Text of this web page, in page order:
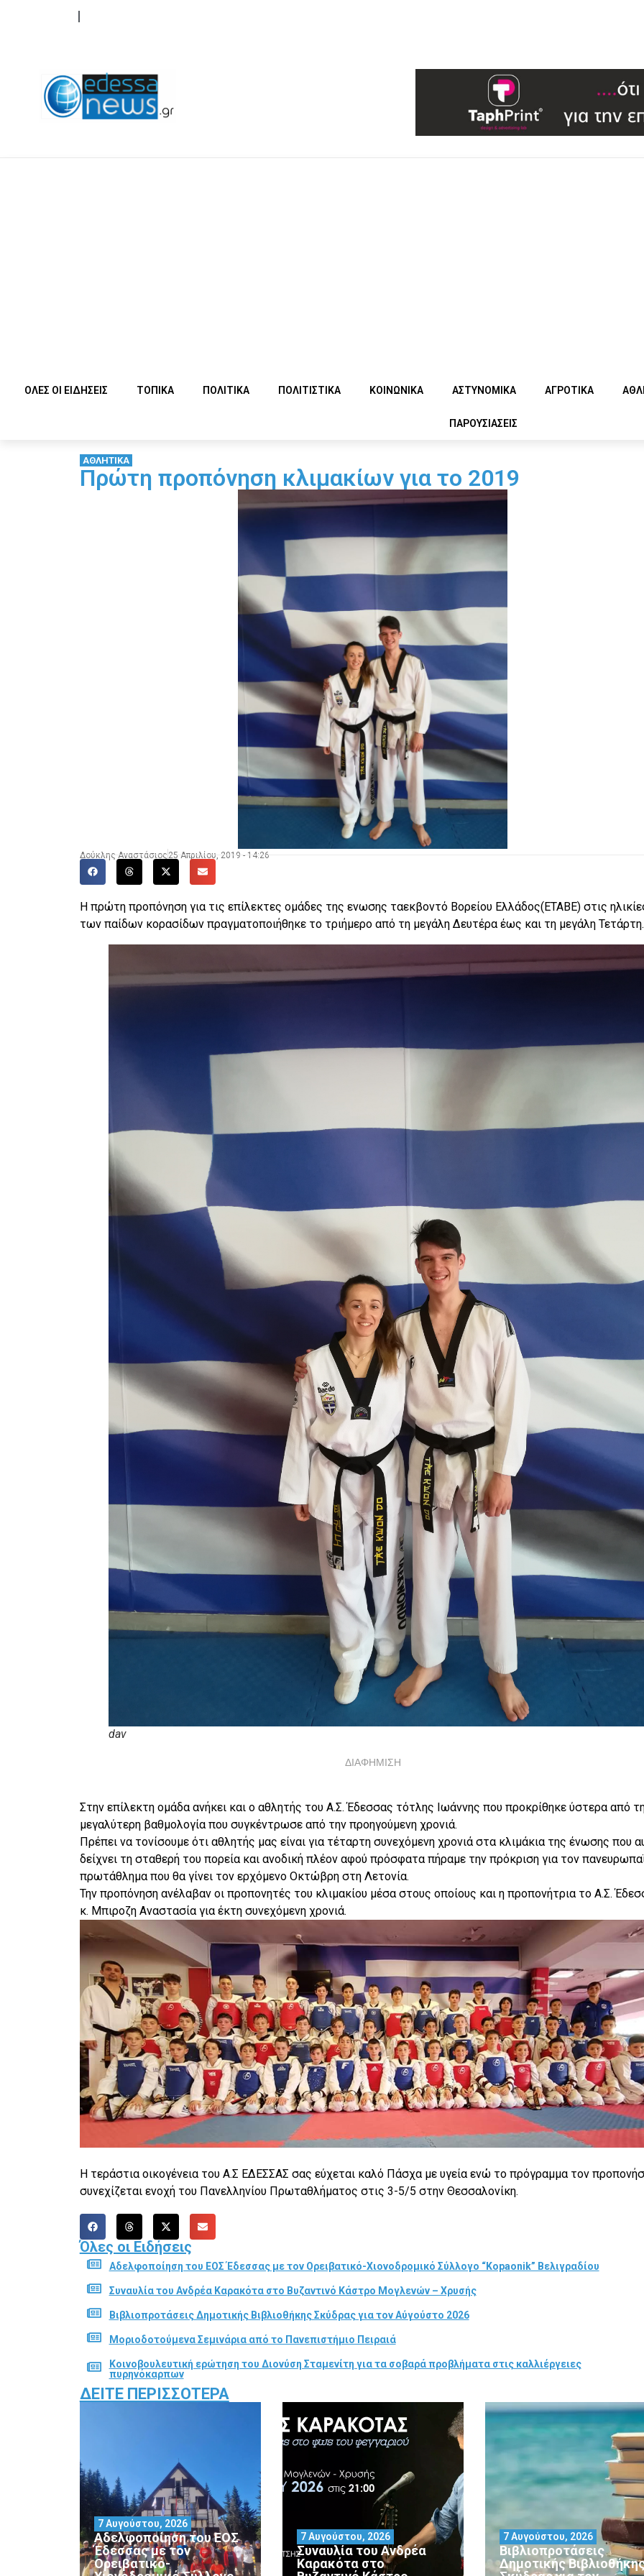
ΟΛΕΣ ΟΙ ΕΙΔΗΣΕΙΣ ΤΟΠΙΚΑ ΠΟΛΙΤΙΚΑ ΠΟΛΙΤΙΣΤΙΚΑ ΚΟΙΝΩΝΙΚΑ ΑΣΤΥΝΟΜΙΚΑ ΑΓΡΟΤΙΚΑ
ΠΑΡΟΥΣΙΑΣΕΙΣ
ΑΘΛΗΤΙΚΑ
Πρώτη προπόνηση κλιμακίων για το 2019
Δούκλης Αναστάσιος 25 Απριλίου, 2019 - 14:26
Η πρώτη προπόνηση για τις επίλεκτες ομάδες της ενωσης ταεκβοντό Βορείου Ελλάδος(ΕΤΑΒΕ) στις
των παίδων κορασίδων πραγματοποιήθηκε το τριήμερο από τη μεγάλη Δευτέρα έως και τη μεγάλη Τετάρτη.
dav
ΔΙΑΦΗΜΙΣΗ
Στην επίλεκτη ομάδα ανήκει και ο αθλητής του Α.Σ. Έδεσσας τότλης Ιωάννης που προκρίθηκε ύστερα από
μεγαλύτερη βαθμολογία που συγκέντρωσε από την προηγούμενη χρονιά.
Πρέπει να τονίσουμε ότι αθλητής μας είναι για τέταρτη συνεχόμενη χρονιά στα κλιμάκια της ένωσης που
δείχνει τη σταθερή του πορεία και ανοδική πλέον αφού πρόσφατα πήραμε την πρόκριση για τον
πρωτάθλημα που θα γίνει τον ερχόμενο Οκτώβρη στη Λετονία.
Την προπόνηση ανέλαβαν οι προπονητές του κλιμακίου μέσα στους οποίους και η προπονήτρια το Α.Σ.
κ. Μπιροζη Αναστασία για έκτη συνεχόμενη χρονιά.
Η τεράστια οικογένεια του Α.Σ ΕΔΕΣΣΑΣ σας εύχεται καλό Πάσχα με υγεία ενώ το πρόγραμμα τον
συνεχίζεται ενοχή του Πανελληνίου Πρωταθλήματος στις 3-5/5 στην Θεσσαλονίκη.
Όλες οι Ειδήσεις
Αδελφοποίηση του ΕΟΣ Έδεσσας με τον Ορειβατικό-Χιονοδρομικό Σύλλογο “Kopaonik” Βελιγραδίου
Συναυλία του Ανδρέα Καρακότα στο Βυζαντινό Κάστρο Μογλενών – Χρυσής
Βιβλιοπροτάσεις Δημοτικής Βιβλιοθήκης Σκύδρας για τον Αύγούστο 2026
Μοριοδοτούμενα Σεμινάρια από το Πανεπιστήμιο Πειραιά
Κοινοβουλευτική ερώτηση του Διονύση Σταμενίτη για τα σοβαρά προβλήματα στις καλλιέργειες
πυρηνόκαρπων
ΔΕΊΤΕ ΠΕΡΙΣΣΌΤΕΡΑ
Αδελφοποίηση του ΕΟΣ
Έδεσσας με τον
Ορειβατικό-
7 Αυγούστου, 2026
Συναυλία του Ανδρέα
Καρακότα στο
7 Αυγούστου, 2026
Βιβλιοπροτάσεις
Δημοτικής
7 Αυγούστου, 2026